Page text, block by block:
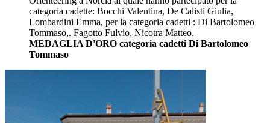
categoria cadette: Bocchi Valentina, De Calisti Giulia,
Lombardini Emma, per la categoria cadetti : Di Bartolomeo
Tommaso,. Fagotto Fulvio, Nicotra Matteo.
MEDAGLIA D'ORO categoria cadetti Di Bartolomeo
Tommaso